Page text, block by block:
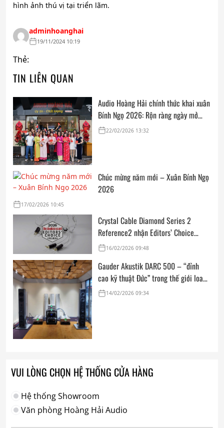
hình ảnh thú vị tại triển lãm.
adminhoanghai
19/11/2024 10:19
Thẻ:
TIN LIÊN QUAN
Audio Hoàng Hải chính thức khai xuân
Bính Ngọ 2026: Rộn ràng ngày mở
cửa, trọn vẹn lời chúc đầu năm
22/02/2026 13:32
Chúc mừng năm mới – Xuân Bính Ngọ
2026
17/02/2026 10:45
Crystal Cable Diamond Series 2
Reference2 nhận Editors’ Choice
Award: Dedicated Audio 2026 từ The
16/02/2026 09:48
Gauder Akustik DARC 500 – “đỉnh
cao kỹ thuật Đức” trong thế giới loa
hi-end tham chiếu
14/02/2026 09:34
VUI LÒNG CHỌN HỆ THỐNG CỬA HÀNG
Hệ thống Showroom
Văn phòng Hoàng Hải Audio